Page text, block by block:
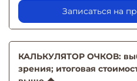
Записаться на
КАЛЬКУЛЯТОР ОЧКОВ:
зрения; итоговая